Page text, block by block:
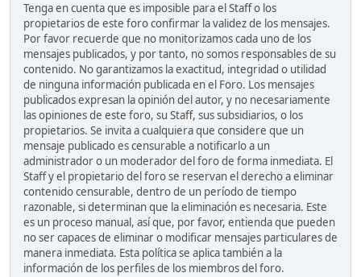
Tenga en cuenta que es imposible para el Staff o los
propietarios de este foro confirmar la validez de los mensajes.
Por favor recuerde que no monitorizamos cada uno de los
mensajes publicados, y por tanto, no somos responsables de su
contenido. No garantizamos la exactitud, integridad o utilidad
de ninguna información publicada en el Foro. Los mensajes
publicados expresan la opinión del autor, y no necesariamente
las opiniones de este foro, su Staff, sus subsidiarios, o los
propietarios. Se invita a cualquiera que considere que un
mensaje publicado es censurable a notificarlo a un
administrador o un moderador del foro de forma inmediata. El
Staff y el propietario del foro se reservan el derecho a eliminar
contenido censurable, dentro de un período de tiempo
razonable, si determinan que la eliminación es necesaria. Este
es un proceso manual, así que, por favor, entienda que pueden
no ser capaces de eliminar o modificar mensajes particulares de
manera inmediata. Esta política se aplica también a la
información de los perfiles de los miembros del foro.